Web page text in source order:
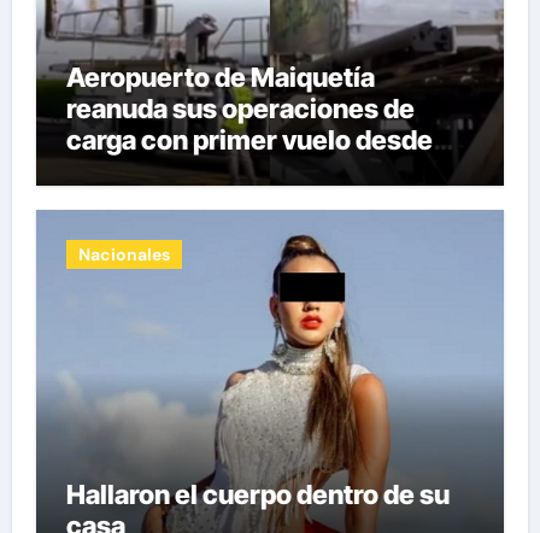
Aeropuerto de Maiquetía
reanuda sus operaciones de
carga con primer vuelo desde
Panamá
Nacionales
Hallaron el cuerpo dentro de su
casa